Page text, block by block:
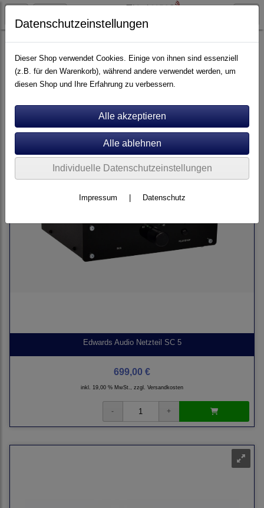
Artikel nach Marken A - E Edwards Audio
Sortierung wählen
Edwards Audio Netzteil SC 5
699,00 €
inkl. 19,00 % MwSt., zzgl. Versandkosten
Datenschutzeinstellungen
Dieser Shop verwendet Cookies. Einige von ihnen sind essenziell
(z.B. für den Warenkorb), während andere verwendet werden, um
diesen Shop und Ihre Erfahrung zu verbessern.
Individuelle Datenschutzeinstellungen
Impressum Datenschutz